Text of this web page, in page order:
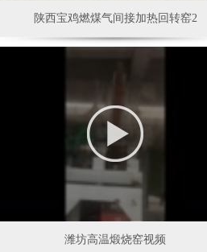
陕西宝鸡燃煤气间接加热回转窑2
潍坊高温煅烧窑视频